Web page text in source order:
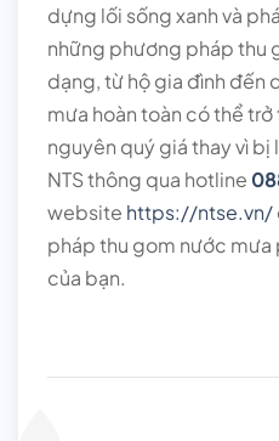
dựng lối sống xanh và
những phương pháp thu
dạng, từ hộ gia đình đến
mưa hoàn toàn có thể
nguyên quý giá thay vì bị
NTS thông qua hotline
website https://ntse.vn/
pháp thu gom nước mưa
của bạn.